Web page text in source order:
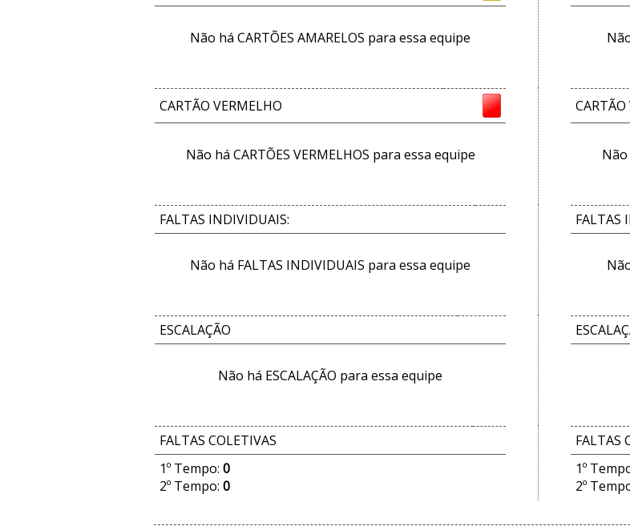
Não há CARTÕES AMARELOS para essa equipe
CARTÃO VERMELHO
Não há CARTÕES VERMELHOS para essa equipe
CARTÃO
Não
FALTAS INDIVIDUAIS:
Não há FALTAS INDIVIDUAIS para essa equipe
FALTAS
ESCALAÇÃO
Não há ESCALAÇÃO para essa equipe
FALTAS COLETIVAS
1º Tempo: 0
2º Tempo: 0
FALTAS
1º
2º